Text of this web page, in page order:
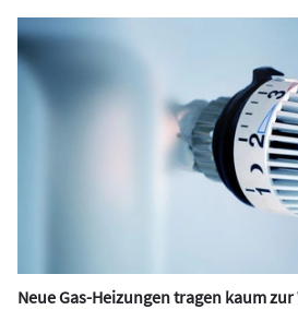
Neue Gas-Heizungen tragen kaum